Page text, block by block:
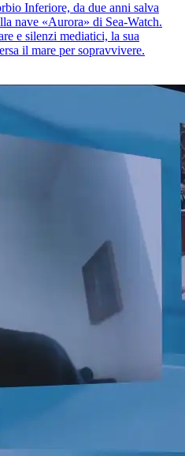
Inferiore, da due anni salva
nave «Aurora» di Sea-Watch.
e silenzi mediatici, la sua
il mare per sopravvivere.